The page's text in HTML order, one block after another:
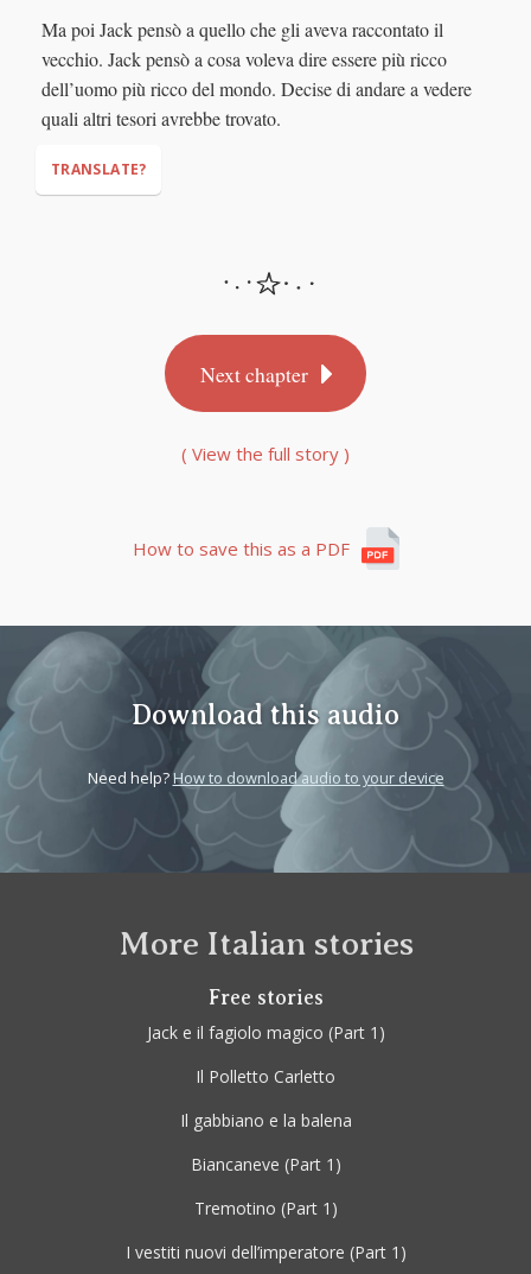
"This is all I need… "
Ma poi Jack pensò a quello che gli aveva raccontato il
vecchio. Jack pensò a cosa voleva dire essere più ricco
dell’uomo più ricco del mondo. Decise di andare a vedere
quali altri tesori avrebbe trovato.
TRANSLATE?
Next chapter
( View the full story )
How to save this as a PDF
Download this audio
Need help?How to download audio to your device
More Italian stories
Free stories
Jack e il fagiolo magico (Part 1)
Il Polletto Carletto
Il gabbiano e la balena
Biancaneve (Part 1)
Tremotino (Part 1)
I vestiti nuovi dell’imperatore (Part 1)